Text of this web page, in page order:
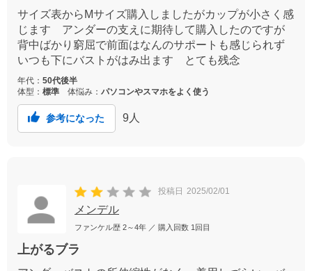
サイズ表からMサイズ購入しましたがカップが小さく感
じます アンダーの支えに期待して購入したのですが
背中ばかり窮屈で前面はなんのサポートも感じられず
いつも下にバストがはみ出ます とても残念
年代： 50代後半
体型： 標準 体悩み： パソコンやスマホをよく使う
参考になった 9 人
投稿日 2025/02/01
メンデル
ファンケル歴 2～4年 ／ 購入回数 1回目
上がるブラ